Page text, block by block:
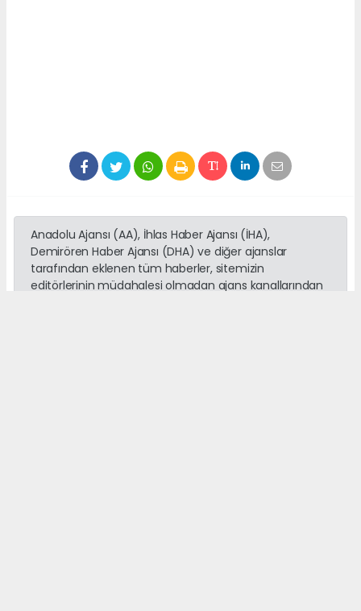
Anadolu Ajansı (AA), İhlas Haber Ajansı (İHA),
Demirören Haber Ajansı (DHA) ve diğer ajanslar
tarafından eklenen tüm haberler, sitemizin
editörlerinin müdahalesi olmadan ajans kanallarından